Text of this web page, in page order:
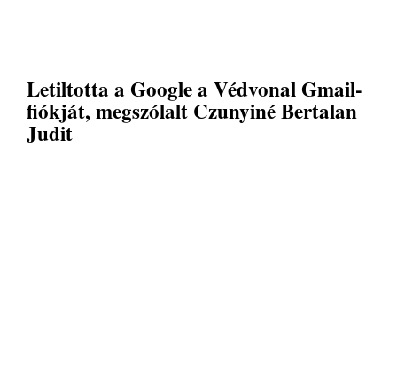
Letiltotta a Google a Védvonal Gmail-
fiókját, megszólalt Czunyiné Bertalan
Judit